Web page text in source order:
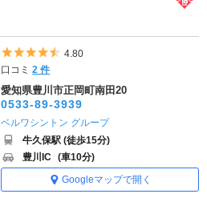
5つ星のうち4.5
4.80
口コミ2 件
愛知県豊川市正岡町南田20
0533-89-3939
ベルワシントン グループ
牛久保駅 (徒歩15分)
豊川IC (車10分)
Googleマップで開く